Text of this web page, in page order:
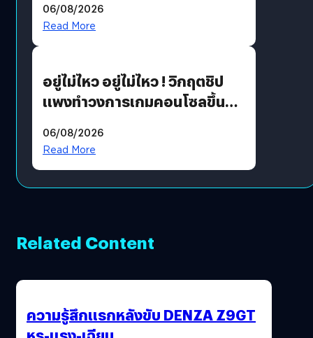
แนวทางปรับตัวสู่เศรษฐกิจสี
06/08/2026
Read More
อยู่ไม่ไหว อยู่ไม่ไหว ! วิกฤตชิป
แพงทำวงการเกมคอนโซลขึ้น
?
06/08/2026
Read More
Related Content
ความรู้สึกแรกหลังขับ DENZA Z9GT